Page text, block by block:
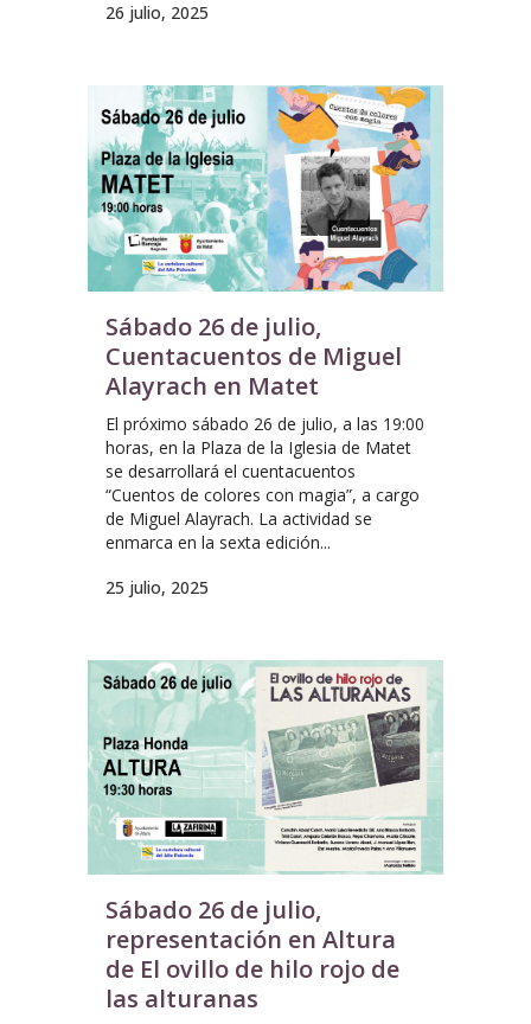
26 julio, 2025
Sábado 26 de julio,
Cuentacuentos de Miguel
Alayrach en Matet
El próximo sábado 26 de julio, a las 19:00
horas, en la Plaza de la Iglesia de Matet
se desarrollará el cuentacuentos
“Cuentos de colores con magia”, a cargo
de Miguel Alayrach. La actividad se
enmarca en la sexta edición...
25 julio, 2025
Sábado 26 de julio,
representación en Altura
de El ovillo de hilo rojo de
las alturanas